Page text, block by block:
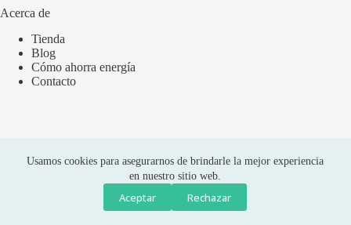
Usamos cookies para asegurarnos de brindarle la mejor experiencia
en nuestro sitio web.
Aceptar Rechazar
Acerca de
Tienda
Blog
Cómo ahorra energía
Contacto